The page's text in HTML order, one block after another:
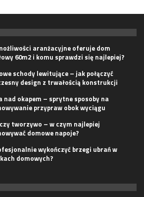
aranżacyjne oferuje dom
60m2 i komu sprawdzi się najlepiej?
schody lewitujące – jak połączyć
design z trwałością konstrukcji
nad okapem – sprytne sposoby na
przypraw obok wyciągu
tworzywo – w czym najlepiej
domowe napoje?
wykończyć brzegi ubrań w
domowych?